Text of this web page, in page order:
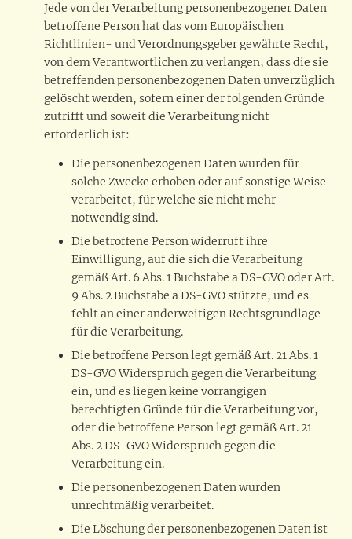
Jede von der Verarbeitung personenbezogener Daten
betroffene Person hat das vom Europäischen
Richtlinien- und Verordnungsgeber gewährte Recht,
von dem Verantwortlichen zu verlangen, dass die sie
betreffenden personenbezogenen Daten unverzüglich
gelöscht werden, sofern einer der folgenden Gründe
zutrifft und soweit die Verarbeitung nicht
erforderlich ist:
Die personenbezogenen Daten wurden für
solche Zwecke erhoben oder auf sonstige Weise
verarbeitet, für welche sie nicht mehr
notwendig sind.
Die betroffene Person widerruft ihre
Einwilligung, auf die sich die Verarbeitung
gemäß Art. 6 Abs. 1 Buchstabe a DS-GVO oder Art.
9 Abs. 2 Buchstabe a DS-GVO stützte, und es
fehlt an einer anderweitigen Rechtsgrundlage
für die Verarbeitung.
Die betroffene Person legt gemäß Art. 21 Abs. 1
DS-GVO Widerspruch gegen die Verarbeitung
ein, und es liegen keine vorrangigen
berechtigten Gründe für die Verarbeitung vor,
oder die betroffene Person legt gemäß Art. 21
Abs. 2 DS-GVO Widerspruch gegen die
Verarbeitung ein.
Die personenbezogenen Daten wurden
unrechtmäßig verarbeitet.
Die Löschung der personenbezogenen Daten ist